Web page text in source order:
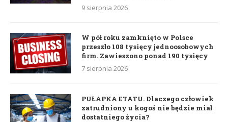
9 sierpnia 2026
W pół roku zamknięto w Polsce
przeszło 108 tysięcy jednoosobowych
firm. Zawieszono ponad 190 tysięcy
7 sierpnia 2026
PUŁAPKA ETATU. Dlaczego człowiek
zatrudniony u kogoś nie będzie miał
dostatniego życia?